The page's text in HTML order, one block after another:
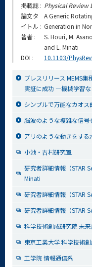
掲載誌 : Physical Review
論文タ
イトル :
A Generic
Generation in
著者 :
S. Houri, M.
and L. Minati
DOI :
10.1103/
プレスリリース MEMS
実証に成功 —機械学習
シンプルで万能なカオ
脳波のような複雑な信号
アリのような動きをす
小池・吉村研究室
研究者詳細情報（STAR
Minati
研究者詳細情報（STAR
研究者詳細情報（STAR
科学技術創成研究院 未
東京工業大学 科学技術創
工学院 情報通信系